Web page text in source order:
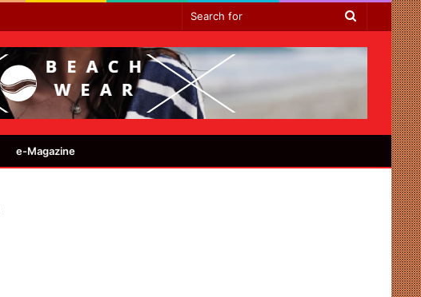
Search
for
e-Magazine